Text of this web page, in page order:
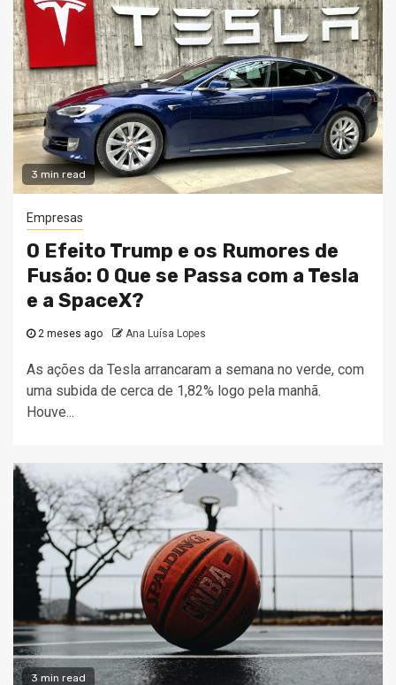
3 min read
Empresas
O Efeito Trump e os Rumores de
Fusão: O Que se Passa com a Tesla
e a SpaceX?
2 meses ago Ana Luísa Lopes
As ações da Tesla arrancaram a semana no verde, com
uma subida de cerca de 1,82% logo pela manhã.
Houve...
3 min read